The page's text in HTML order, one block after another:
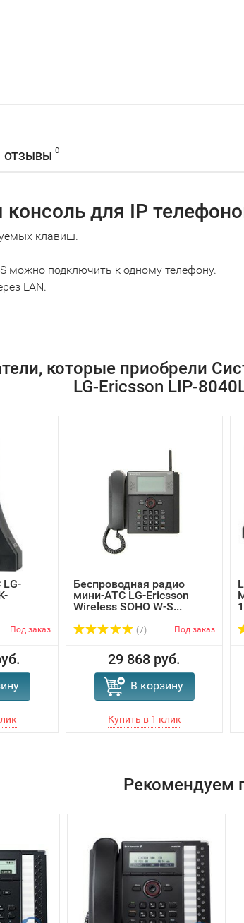
ОТЗЫВЫ 0
для IP
клавиш.
можно подключить к одному телефону.
LAN.
которые приобрели
LG-Ericsson LIP-
Под заказ
Беспроводная радио
мини-АТС LG-Ericsson
Wireless SOHO W-S...
(7) Под заказ
29 868 руб.
В корзину
Рекомендуем